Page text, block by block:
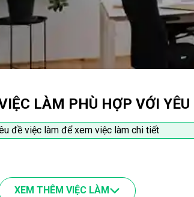
LÀM PHÙ HỢP VỚI YÊU
đề việc làm để xem việc làm chi tiết
XEM THÊM VIỆC LÀM